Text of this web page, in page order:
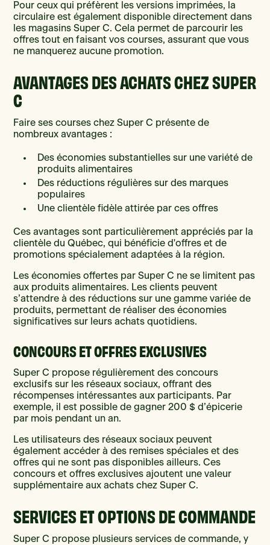
Pour ceux qui préfèrent les versions imprimées, la
circulaire est également disponible directement dans
les magasins Super C. Cela permet de parcourir les
offres tout en faisant vos courses, assurant que vous
ne manquerez aucune promotion.
AVANTAGES DES ACHATS CHEZ SUPER
C
Faire ses courses chez Super C présente de
nombreux avantages :
Des économies substantielles sur une variété de
produits alimentaires
Des réductions régulières sur des marques
populaires
Une clientèle fidèle attirée par ces offres
Ces avantages sont particulièrement appréciés par la
clientèle du Québec, qui bénéficie d'offres et de
promotions spécialement adaptées à la région.
Les économies offertes par Super C ne se limitent pas
aux produits alimentaires. Les clients peuvent
s’attendre à des réductions sur une gamme variée de
produits, permettant de réaliser des économies
significatives sur leurs achats quotidiens.
CONCOURS ET OFFRES EXCLUSIVES
Super C propose régulièrement des concours
exclusifs sur les réseaux sociaux, offrant des
récompenses intéressantes aux participants. Par
exemple, il est possible de gagner 200 $ d’épicerie
par mois pendant un an.
Les utilisateurs des réseaux sociaux peuvent
également accéder à des remises spéciales et des
offres qui ne sont pas disponibles ailleurs. Ces
concours et offres exclusives ajoutent une valeur
supplémentaire aux achats chez Super C.
SERVICES ET OPTIONS DE COMMANDE
Super C propose plusieurs services de commande, y